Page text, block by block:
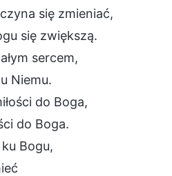
się zmieniać,
się zwiększą.
sercem,
Niemu.
do Boga,
do Boga.
Bogu,